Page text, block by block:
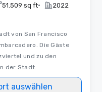
51.509 sq ft• 2022
von San Francisco
Die Gäste
und zu den
der Stadt.
auswählen